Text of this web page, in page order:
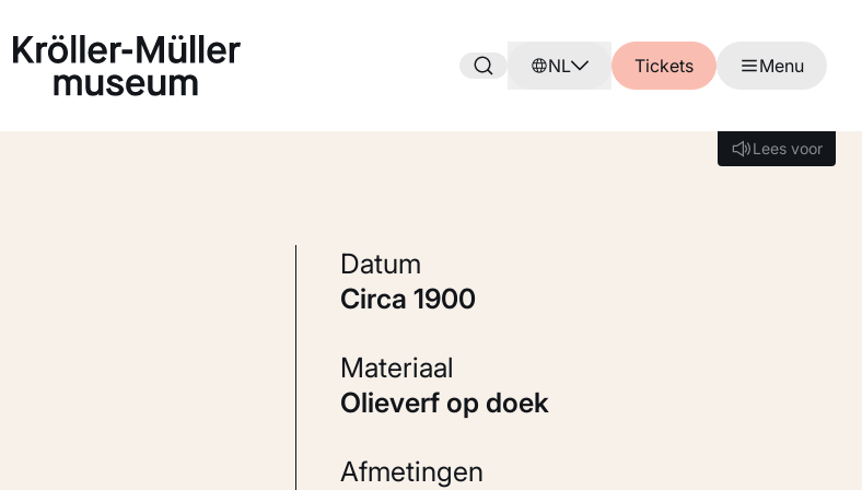
NL Tickets Menu
Lees voor
Lees voor
Datum
circa 1900
Materiaal
Olieverf op doek
Afmetingen